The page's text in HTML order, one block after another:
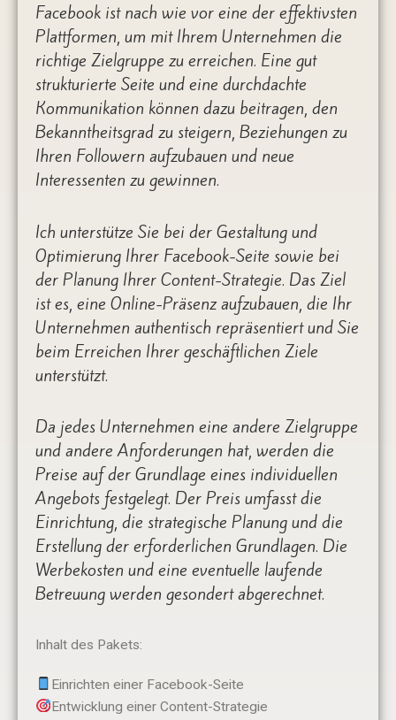
Facebook ist nach wie vor eine der effektivsten
Plattformen, um mit Ihrem Unternehmen die
richtige Zielgruppe zu erreichen. Eine gut
strukturierte Seite und eine durchdachte
Kommunikation können dazu beitragen, den
Bekanntheitsgrad zu steigern, Beziehungen zu
Ihren Followern aufzubauen und neue
Interessenten zu gewinnen.
Ich unterstütze Sie bei der Gestaltung und
Optimierung Ihrer Facebook-Seite sowie bei
der Planung Ihrer Content-Strategie. Das Ziel
ist es, eine Online-Präsenz aufzubauen, die Ihr
Unternehmen authentisch repräsentiert und Sie
beim Erreichen Ihrer geschäftlichen Ziele
unterstützt.
Da jedes Unternehmen eine andere Zielgruppe
und andere Anforderungen hat, werden die
Preise auf der Grundlage eines individuellen
Angebots festgelegt. Der Preis umfasst die
Einrichtung, die strategische Planung und die
Erstellung der erforderlichen Grundlagen. Die
Werbekosten und eine eventuelle laufende
Betreuung werden gesondert abgerechnet.
Inhalt des Pakets:
Einrichten einer Facebook-Seite
Entwicklung einer Content-Strategie